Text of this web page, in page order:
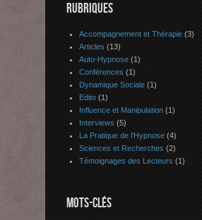
RUBRIQUES
Accompagnement et Thérapie (3)
Articles (13)
Auto-Hypnose (1)
Conférences (1)
Dynamique Sociale (1)
Edito (1)
Influence et Manipulation (1)
Interviews (5)
La Pratique de l'Hypnose (4)
Sciences et Recherches (2)
Témoignages des Lecteurs (1)
MOTS-CLÉS